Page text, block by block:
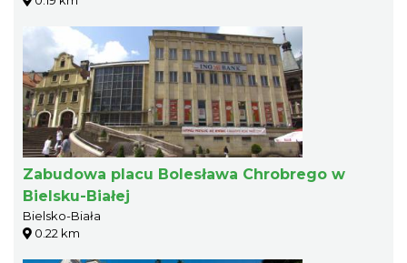
Zabudowa placu Bolesława Chrobrego w
Bielsku-Białej
Bielsko-Biała
0.22 km